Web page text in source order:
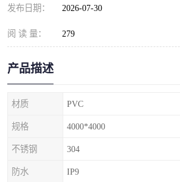
发布日期： 2026-07-30
阅 读 量： 279
产品描述
材质 PVC
规格 4000*4000
不锈钢 304
防水 IP9